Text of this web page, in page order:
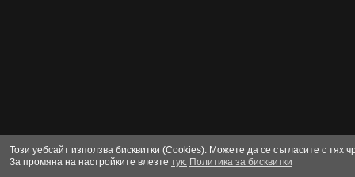
Този уебсайт използва бисквитки (Cookies). Можете да се съгласите с
За промяна на настройките влезте тук. Политика за бисквитки